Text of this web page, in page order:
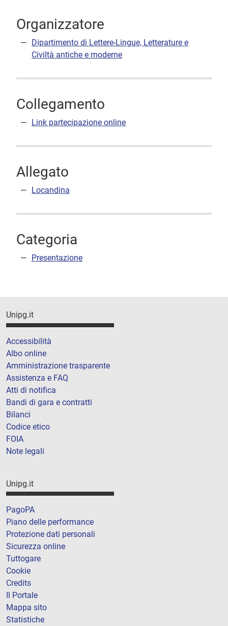
Organizzatore
Dipartimento di Lettere-Lingue, Letterature e
Civiltà antiche e moderne
Collegamento
Link partecipazione online
Allegato
Locandina
Categoria
Presentazione
Unipg.it
Accessibilità
Albo online
Amministrazione trasparente
Assistenza e FAQ
Atti di notifica
Bandi di gara e contratti
Bilanci
Codice etico
FOIA
Note legali
Unipg.it
PagoPA
Piano delle performance
Protezione dati personali
Sicurezza online
Tuttogare
Cookie
Credits
Il Portale
Mappa sito
Statistiche